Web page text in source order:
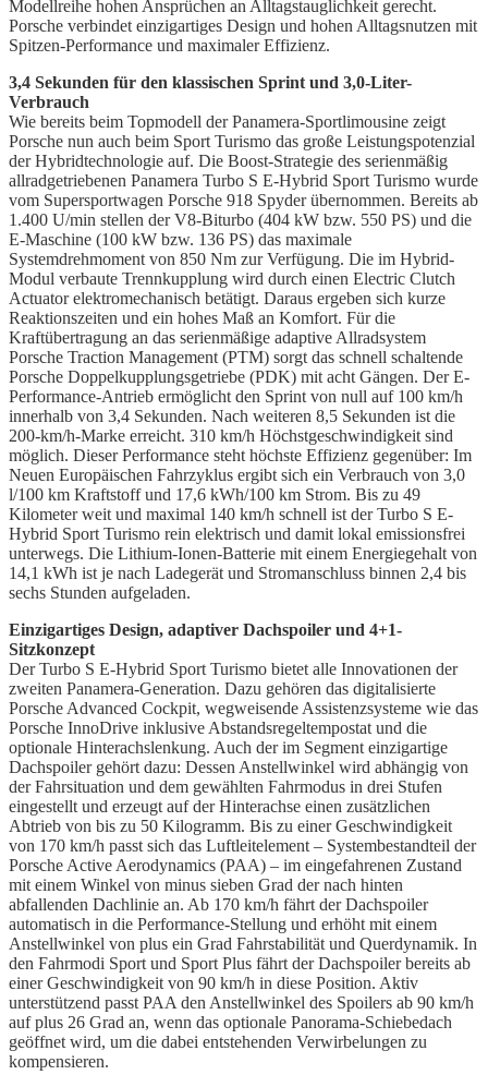
Modellreihe hohen Ansprüchen an Alltagstauglichkeit gerecht.
Porsche verbindet einzigartiges Design und hohen Alltagsnutzen mit
Spitzen-Performance und maximaler Effizienz.
3,4 Sekunden für den klassischen Sprint und 3,0-Liter-
Verbrauch
Wie bereits beim Topmodell der Panamera-Sportlimousine zeigt
Porsche nun auch beim Sport Turismo das große Leistungspotenzial
der Hybridtechnologie auf. Die Boost-Strategie des serienmäßig
allradgetriebenen Panamera Turbo S E-Hybrid Sport Turismo wurde
vom Supersportwagen Porsche 918 Spyder übernommen. Bereits ab
1.400 U/min stellen der V8-Biturbo (404 kW bzw. 550 PS) und die
E-Maschine (100 kW bzw. 136 PS) das maximale
Systemdrehmoment von 850 Nm zur Verfügung. Die im Hybrid-
Modul verbaute Trennkupplung wird durch einen Electric Clutch
Actuator elektromechanisch betätigt. Daraus ergeben sich kurze
Reaktionszeiten und ein hohes Maß an Komfort. Für die
Kraftübertragung an das serienmäßige adaptive Allradsystem
Porsche Traction Management (PTM) sorgt das schnell schaltende
Porsche Doppelkupplungsgetriebe (PDK) mit acht Gängen. Der E-
Performance-Antrieb ermöglicht den Sprint von null auf 100 km/h
innerhalb von 3,4 Sekunden. Nach weiteren 8,5 Sekunden ist die
200-km/h-Marke erreicht. 310 km/h Höchstgeschwindigkeit sind
möglich. Dieser Performance steht höchste Effizienz gegenüber: Im
Neuen Europäischen Fahrzyklus ergibt sich ein Verbrauch von 3,0
l/100 km Kraftstoff und 17,6 kWh/100 km Strom. Bis zu 49
Kilometer weit und maximal 140 km/h schnell ist der Turbo S E-
Hybrid Sport Turismo rein elektrisch und damit lokal emissionsfrei
unterwegs. Die Lithium-Ionen-Batterie mit einem Energiegehalt von
14,1 kWh ist je nach Ladegerät und Stromanschluss binnen 2,4 bis
sechs Stunden aufgeladen.
Einzigartiges Design, adaptiver Dachspoiler und 4+1-
Sitzkonzept
Der Turbo S E-Hybrid Sport Turismo bietet alle Innovationen der
zweiten Panamera-Generation. Dazu gehören das digitalisierte
Porsche Advanced Cockpit, wegweisende Assistenzsysteme wie das
Porsche InnoDrive inklusive Abstandsregeltempostat und die
optionale Hinterachslenkung. Auch der im Segment einzigartige
Dachspoiler gehört dazu: Dessen Anstellwinkel wird abhängig von
der Fahrsituation und dem gewählten Fahrmodus in drei Stufen
eingestellt und erzeugt auf der Hinterachse einen zusätzlichen
Abtrieb von bis zu 50 Kilogramm. Bis zu einer Geschwindigkeit
von 170 km/h passt sich das Luftleitelement – Systembestandteil der
Porsche Active Aerodynamics (PAA) – im eingefahrenen Zustand
mit einem Winkel von minus sieben Grad der nach hinten
abfallenden Dachlinie an. Ab 170 km/h fährt der Dachspoiler
automatisch in die Performance-Stellung und erhöht mit einem
Anstellwinkel von plus ein Grad Fahrstabilität und Querdynamik. In
den Fahrmodi Sport und Sport Plus fährt der Dachspoiler bereits ab
einer Geschwindigkeit von 90 km/h in diese Position. Aktiv
unterstützend passt PAA den Anstellwinkel des Spoilers ab 90 km/h
auf plus 26 Grad an, wenn das optionale Panorama-Schiebedach
geöffnet wird, um die dabei entstehenden Verwirbelungen zu
kompensieren.